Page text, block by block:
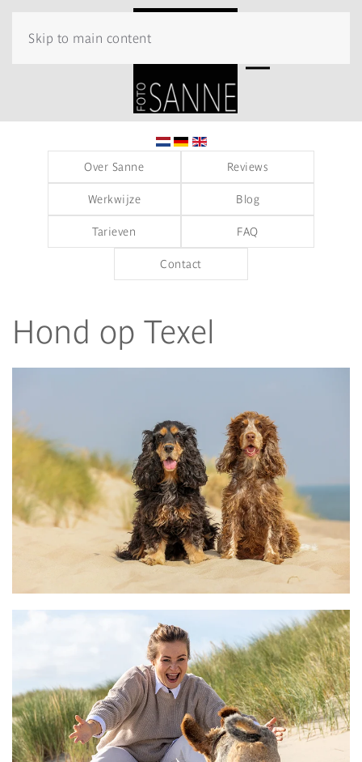
Skip to main content
Over Sanne Reviews
Werkwijze Blog
Tarieven FAQ
Contact
Hond op Texel